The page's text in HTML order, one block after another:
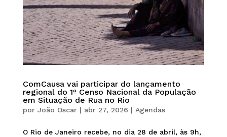
ComCausa vai participar do lançamento
regional do 1º Censo Nacional da População
em Situação de Rua no Rio
por João Oscar| abr 27, 2026 | Agendas
O Rio de Janeiro recebe, no dia 28 de abril, às 9h,